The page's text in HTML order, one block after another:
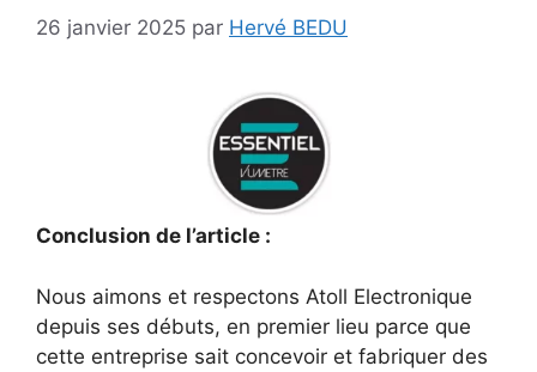
26 janvier 2025 par Hervé BEDU
Conclusion de l’article :
Nous aimons et respectons Atoll Electronique
depuis ses débuts, en premier lieu parce que
cette entreprise sait concevoir et fabriquer des